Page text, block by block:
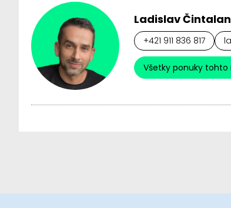
Ladislav Čintalan
+421 911 836 817
Všetky ponuky tohto